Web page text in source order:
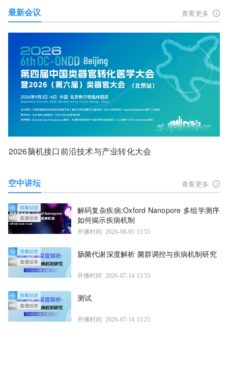
最新会议 查看更多
2026脑机接口前沿技术与产业转化大会
空中讲坛 查看更多
解码复杂疾病:Oxford Nanopore 多组学测序
如何揭示疾病机制
开播时间: 2026-08-05 13:55
肠菌代谢深度解析 菌群调控与疾病机制研究
开播时间: 2026-07-14 13:55
测试
开播时间: 2026-07-14 13:25